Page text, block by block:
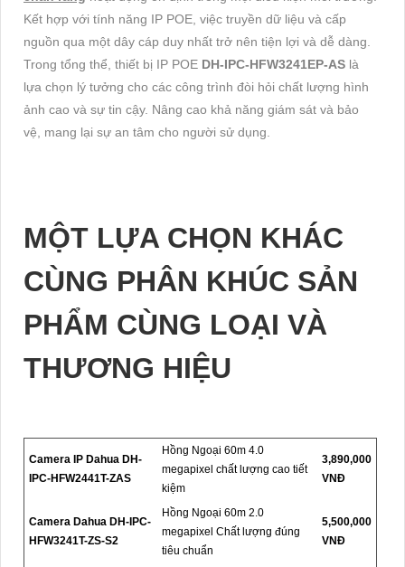
Kết hợp với tính năng IP POE, việc truyền dữ liệu và cấp
nguồn qua một dây cáp duy nhất trở nên tiện lợi và dễ dàng.
Trong tổng thể, thiết bị IP POE DH-IPC-HFW3241EP-AS là
lựa chọn lý tưởng cho các công trình đòi hỏi chất lượng hình
ảnh cao và sự tin cậy. Nâng cao khả năng giám sát và bảo
vệ, mang lại sự an tâm cho người sử dụng.
MỘT LỰA CHỌN KHÁC
CÙNG PHÂN KHÚC SẢN
PHẨM CÙNG LOẠI VÀ
THƯƠNG HIỆU
Camera IP Dahua DH-
IPC-HFW2441T-ZAS
Hồng Ngoại 60m 4.0
megapixel chất lượng cao tiết
kiệm
3,890,000
VNĐ
Camera Dahua DH-IPC-
HFW3241T-ZS-S2
Hồng Ngoại 60m 2.0
megapixel Chất lượng đúng
tiêu chuẩn
5,500,000
VNĐ